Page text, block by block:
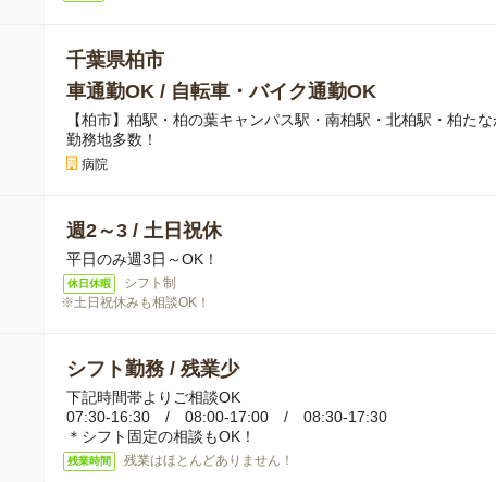
千葉県柏市
車通勤OK / 自転車・バイク通勤OK
【柏市】柏駅・柏の葉キャンパス駅・南柏駅・北柏駅・柏た
勤務地多数！
病院
週2～3 / 土日祝休
平日のみ週3日～OK！
休日休暇
シフト制
※土日祝休みも相談OK！
シフト勤務 / 残業少
下記時間帯よりご相談OK
07:30-16:30 / 08:00-17:00 / 08:30-17:30
＊シフト固定の相談もOK！
残業時間 残業はほとんどありません！